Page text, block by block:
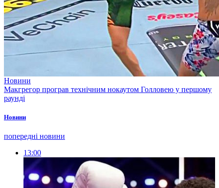
Новини
Макгрегор програв технічним нокаутом Голловею у першому
раунді
Новини
попередні новини
13:00